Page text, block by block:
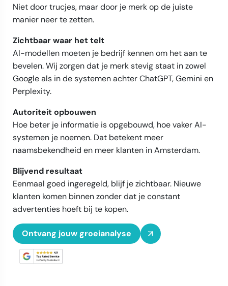
Niet door trucjes, maar door je merk op de juiste
manier neer te zetten.
Zichtbaar waar het telt
AI-modellen moeten je bedrijf kennen om het aan te
bevelen. Wij zorgen dat je merk stevig staat in zowel
Google als in de systemen achter ChatGPT, Gemini en
Perplexity.
Autoriteit opbouwen
Hoe beter je informatie is opgebouwd, hoe vaker AI-
systemen je noemen. Dat betekent meer
naamsbekendheid en meer klanten in Amsterdam.
Blijvend resultaat
Eenmaal goed ingeregeld, blijf je zichtbaar. Nieuwe
klanten komen binnen zonder dat je constant
advertenties hoeft bij te kopen.
Ontvang jouw groeianalyse